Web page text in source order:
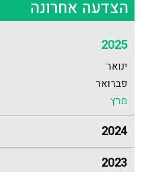
הצדעה אחרונה
2025
ינואר
פברואר
מרץ
2024
2023